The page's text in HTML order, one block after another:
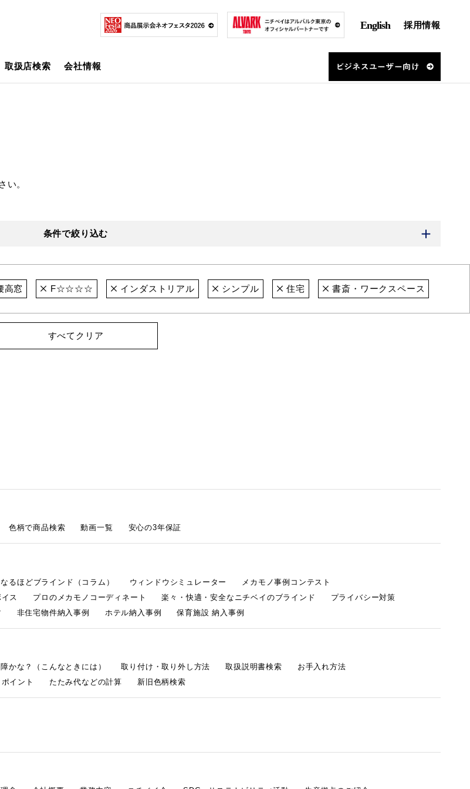
English 採用情報
取扱店検索 会社情報
い。
条件で絞り込む
高窓 F☆☆☆☆ インダストリアル シンプル 住宅 書斎・ワークスペース
すべてクリア
色柄で商品検索 動画一覧 安心の3年保証
なるほどブラインド（コラム） ウィンドウシミュレーター
メカモノ事例コンテスト
ス プロのメカモノコーディネート 楽々・快適・安全なニチベイのブラインド
プライバシー対策
非住宅物件納入事例 ホテル納入事例 保育施設 納入事例
かな？（こんなときには） 取り付け・取り外し方法 取扱説明書検索
お手入れ方法
イント たたみ代などの計算 新旧色柄検索